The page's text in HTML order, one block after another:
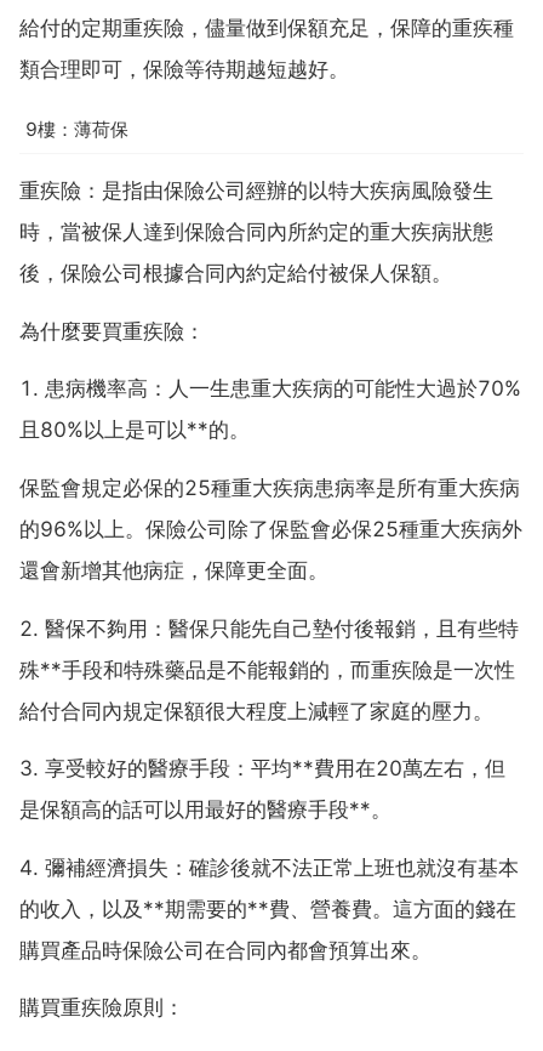
給付的定期重疾險，儘量做到保額充足，保障的重疾種
類合理即可，保險等待期越短越好。
9樓：薄荷保
重疾險：是指由保險公司經辦的以特大疾病風險發生
時，當被保人達到保險合同內所約定的重大疾病狀態
後，保險公司根據合同內約定給付被保人保額。
為什麼要買重疾險：
1. 患病機率高：人一生患重大疾病的可能性大過於70%
且80%以上是可以**的。
保監會規定必保的25種重大疾病患病率是所有重大疾病
的96%以上。保險公司除了保監會必保25種重大疾病外
還會新增其他病症，保障更全面。
2. 醫保不夠用：醫保只能先自己墊付後報銷，且有些特
殊**手段和特殊藥品是不能報銷的，而重疾險是一次性
給付合同內規定保額很大程度上減輕了家庭的壓力。
3. 享受較好的醫療手段：平均**費用在20萬左右，但
是保額高的話可以用最好的醫療手段**。
4. 彌補經濟損失：確診後就不法正常上班也就沒有基本
的收入，以及**期需要的**費、營養費。這方面的錢在
購買產品時保險公司在合同內都會預算出來。
購買重疾險原則：